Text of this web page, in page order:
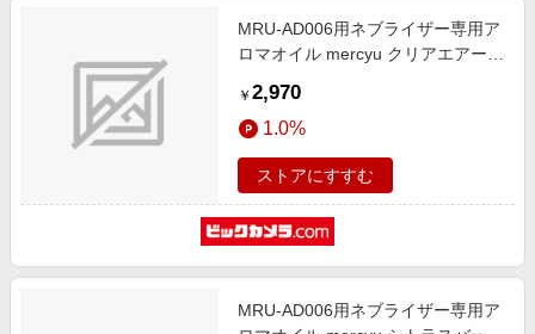
MRU-AD006用ネブライザー専用ア
ロマオイル mercyu クリアエアー
￥ 2,970
1.0%
ストアにすすむ
MRU-AD006用ネブライザー専用ア